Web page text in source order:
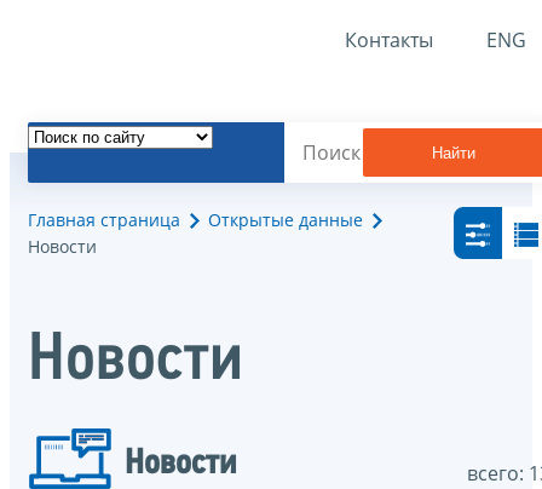
Контакты ENG
Найти
Главная страница
Открытые данные
Новости
Новости
Новости всего: